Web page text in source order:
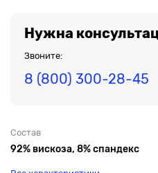
Нужна
Звоните:
8 (800) 300-28-45
Состав
92% вискоза, 8% спандекс